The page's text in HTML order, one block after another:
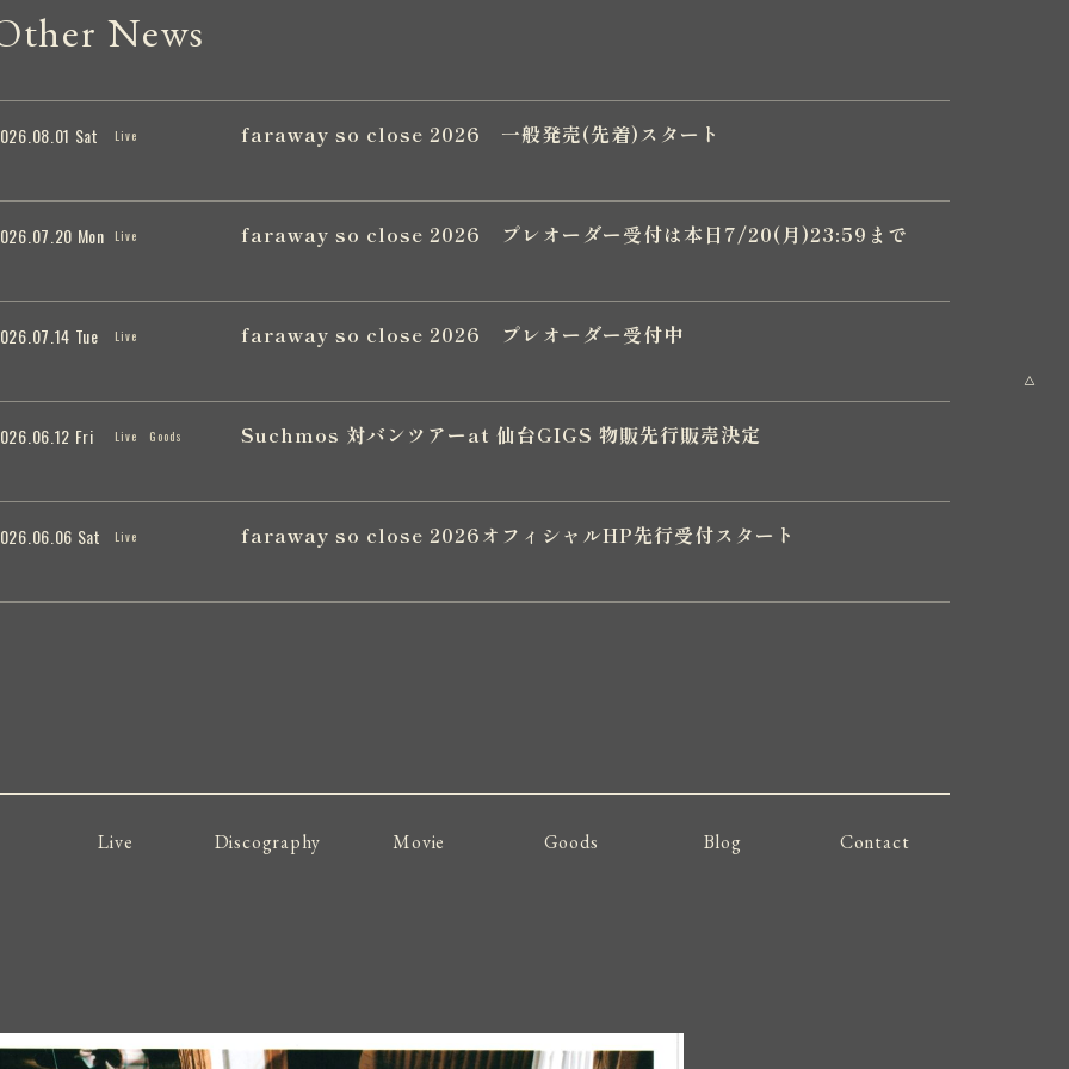
News
Sat Live faraway so close 2026 一般発売(先着)スタート
Mon Live faraway so close 2026 プレオーダー受付は本日7/20(月)23:59まで
Tue Live faraway so close 2026 プレオーダー受付中
Fri Live Goods Suchmos 対バンツアーat 仙台GIGS 物販先行販売決定
Sat Live faraway so close 2026オフィシャルHP先行受付スタート
Live Discography Movie Goods Blog Contact